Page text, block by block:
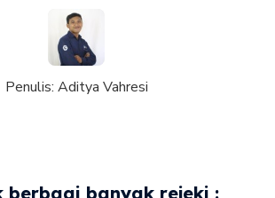
Penulis: Aditya Vahresi
berbagi banyak rejeki :